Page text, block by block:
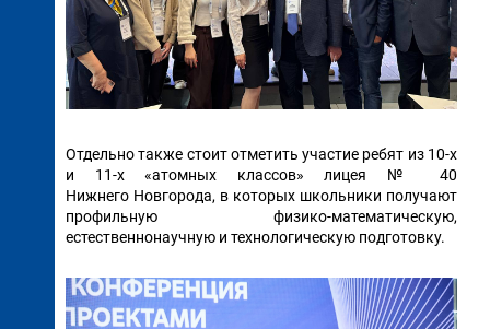
Отдельно также стоит отметить участие ребят из 10-х
и 11-х «атомных классов» лицея № 40
Нижнего Новгорода, в которых школьники получают
профильную физико-математическую,
естественнонаучную и технологическую подготовку.